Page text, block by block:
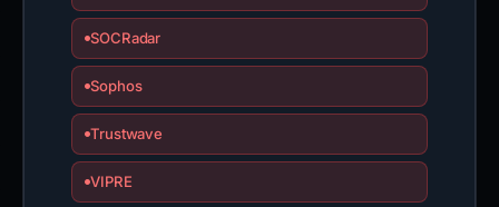
SOCRadar
Sophos
Trustwave
VIPRE